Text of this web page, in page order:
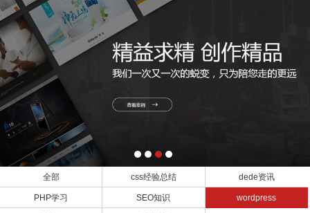
全部 css经验总结 dede资讯
PHP学习 SEO知识 wordpress